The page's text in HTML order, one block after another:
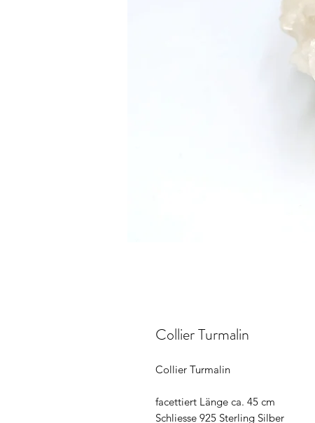
Collier Turmalin
Collier Turmalin
facettiert Länge ca. 45 cm
Schliesse 925 Sterling Silber